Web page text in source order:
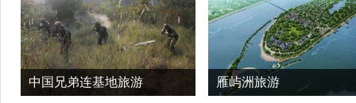
中国兄弟连基地旅游 雁屿洲旅游